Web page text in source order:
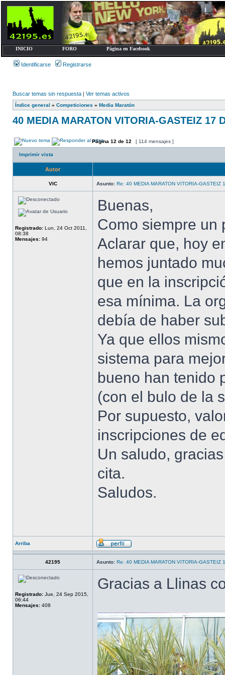
INICIO FORO Página en Facebook
Identificarse Registrarse
Buscar temas sin respuesta | Ver temas activos
Índice general » Competiciones » Media Maratón
40 MEDIA MARATON VITORIA-GASTEIZ 17
Página 12 de 12 [ 114 mensajes ]
Imprimir vista
Autor
VIC Asunto: Re: 40 MEDIA MARATON VITORIA-GASTEIZ
Registrado: Lun, 24 Oct 2011,
08:38
Mensajes: 94
Buenas,
Como siempre un
Aclarar que, hoy
hemos juntado
que en la
esa mínima. La
debía de haber
Ya que ellos
sistema para
bueno han tenido
(con el bulo de la
Por supuesto,
inscripciones de
Un saludo,
cita.
Saludos.
Arriba
42195 Asunto: Re: 40 MEDIA MARATON VITORIA-GASTEIZ
Registrado: Jue, 24 Sep 2015,
06:44
Mensajes: 408
Gracias a Llinas